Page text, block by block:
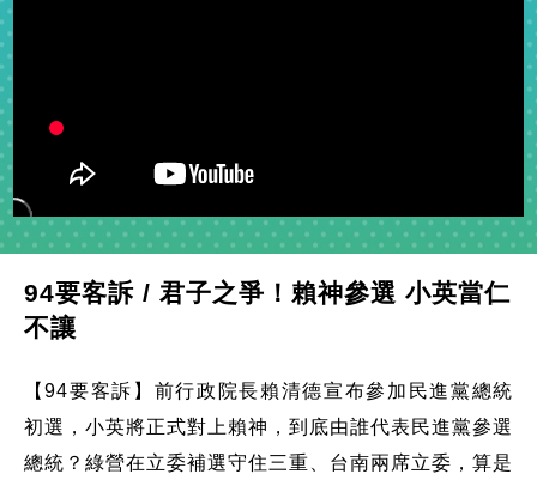
94要客訴 / 君子之爭！賴神參選 小英當仁
不讓
【94要客訴】前行政院長賴清德宣布參加民進黨總統
初選，小英將正式對上賴神，到底由誰代表民進黨參選
總統？綠營在立委補選守住三重、台南兩席立委，算是